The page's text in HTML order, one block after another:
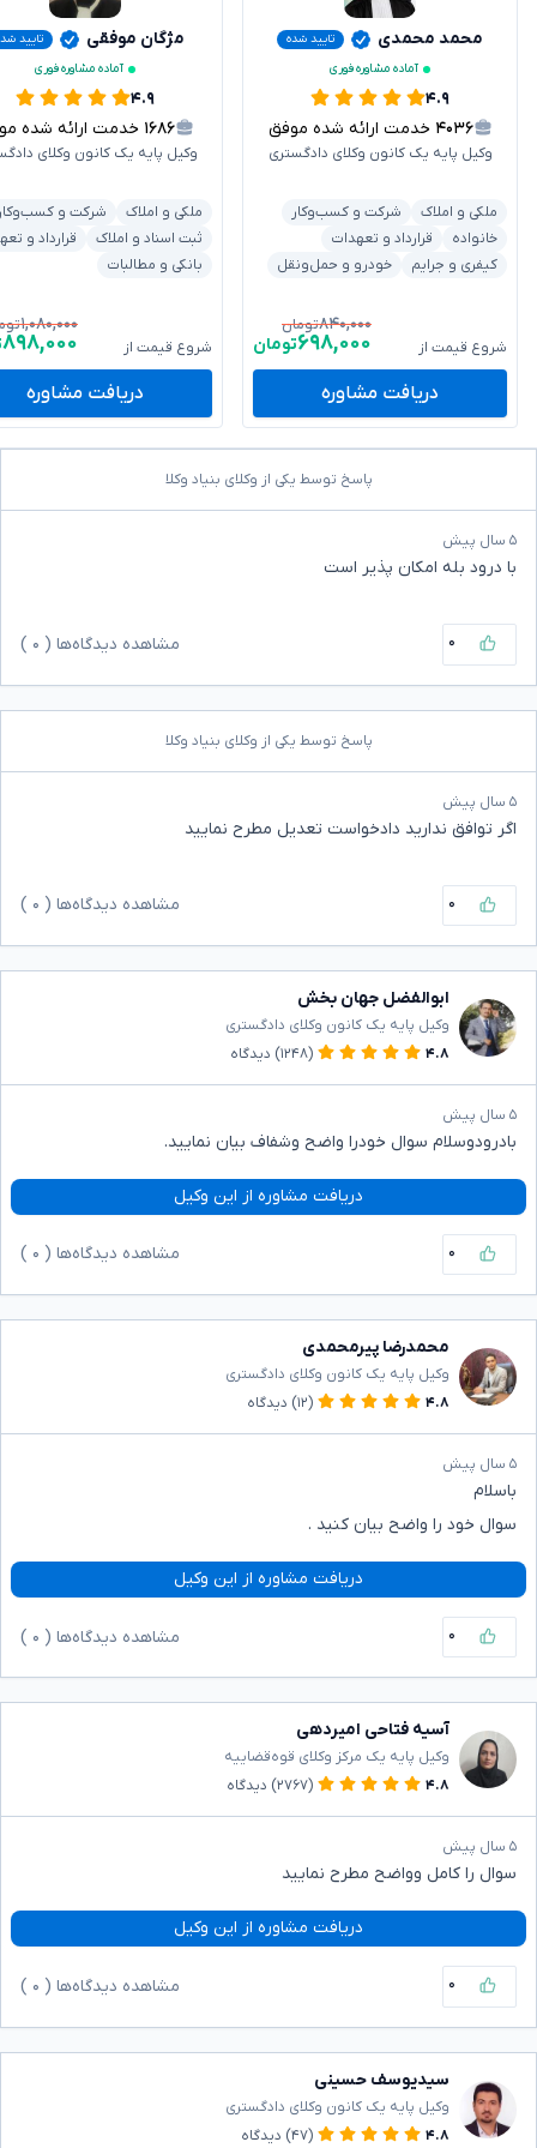
محمد محمدی
تایید شده
آماده مشاوره فوری
۴.۹
۴۰۳۶ خدمت ارائه شده موفق
وکیل پایه یک کانون وکلای دادگستری
ملکی و املاک
شرکت و کسب‌وکار
خانواده
قرارداد و تعهدات
کیفری و جرایم
خودرو و حمل‌ونقل
شروع قیمت از
۸۴۰,۰۰۰تومان
۶۹۸,۰۰۰تومان
دریافت مشاوره
مژگان موفقی
تایید
آماده مشاوره فوری
۴.۹
۱۶۸۶ خدمت ارائه شده موفق
وکیل پایه یک کانون وکلای
ملکی و املاک
شرکت و
ثبت اسناد و املاک
قرارداد و
بانکی و مطالبات
شروع قیمت از
۱,۰۸۰,۰۰۰
۸۹۸,۰۰۰
دریافت مشاوره
پاسخ توسط یکی از وکلای بنیاد وکلا
۵ سال پیش
با درود بله امکان پذیر است
۰ مشاهده دیدگاه‌ها ( ۰
پاسخ توسط یکی از وکلای بنیاد وکلا
۵ سال پیش
اگر توافق ندارید دادخواست تعدیل مطرح نمایید
۰ مشاهده دیدگاه‌ها ( ۰
ابوالفضل جهان بخش
وکیل پایه یک کانون وکلای دادگستری
۴.۸
(۱۲۴۸) دیدگاه
۵ سال پیش
بادرودوسلام سوال خودرا واضح وشفاف بیان نمایید.
دریافت مشاوره از این وکیل
۰ مشاهده دیدگاه‌ها ( ۰
محمدرضا پیرمحمدی
وکیل پایه یک کانون وکلای دادگستری
۴.۸
(۱۲) دیدگاه
۵ سال پیش
باسلام
سوال خود را واضح بیان کنید .
دریافت مشاوره از این وکیل
۰ مشاهده دیدگاه‌ها ( ۰
آسیه فتاحی امیردهی
وکیل پایه یک مرکز وکلای قوه‌قضاییه
۴.۸
(۲۷۶۷) دیدگاه
۵ سال پیش
سوال را کامل و‌واضح مطرح نمایید
دریافت مشاوره از این وکیل
۰ مشاهده دیدگاه‌ها ( ۰
سیدیوسف حسینی
وکیل پایه یک کانون وکلای دادگستری
۴.۸
(۴۷) دیدگاه